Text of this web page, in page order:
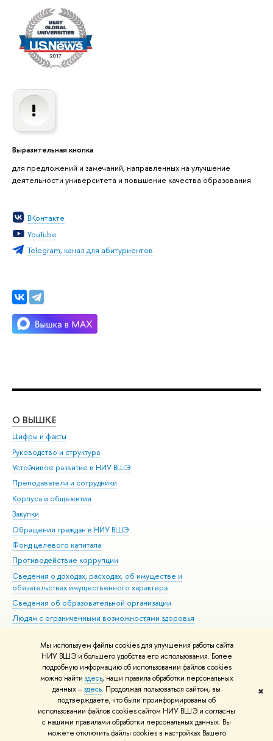
Мы используем файлы cookies для улучшения работы сайта
НИУ ВШЭ и большего удобства его использования. Более
подробную информацию об использовании файлов cookies
можно найти здесь, наши правила обработки персональных
данных –здесь. Продолжая пользоваться сайтом, вы
подтверждаете, что были проинформированы об
использовании файлов cookies сайтом НИУ ВШЭ и согласны
с нашими правилами обработки персональных данных. Вы
можете отключить файлы cookies в настройках Вашего
✖
Выразительная кнопка
для предложений и замечаний, направленных на улучшение
деятельности университета и повышение качества образования
ВКонтакте
YouTube
Telegram, канал для абитуриентов
О ВЫШКЕ
Цифры и факты
Руководство и структура
Устойчивое развитие в НИУ ВШЭ
Преподаватели и сотрудники
Корпуса и общежития
Закупки
Обращения граждан в НИУ ВШЭ
Фонд целевого капитала
Противодействие коррупции
Сведения о доходах, расходах, об имуществе и
обязательствах имущественного характера
Сведения об образовательной организации
Людям с ограниченными возможностями здоровья
Работа в Вышке
© НИУ ВШЭ 1993–2026 Адреса и контакты Условия использования
материалов Политика конфиденциальности Карта сайта
Шрифты HSE Sans и HSE Slab разработаны вШколе дизайна НИУ ВШЭ